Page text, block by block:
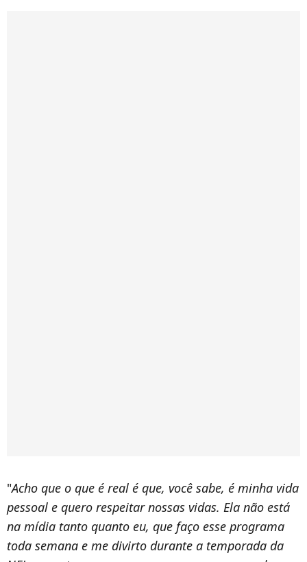
"Acho que o que é real é que, você sabe, é minha vida
pessoal e quero respeitar nossas vidas. Ela não está
na mídia tanto quanto eu, que faço esse programa
toda semana e me divirto durante a temporada da